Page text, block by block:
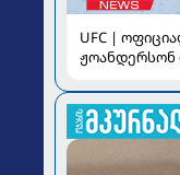
UFC |
ჟოანდერსონ